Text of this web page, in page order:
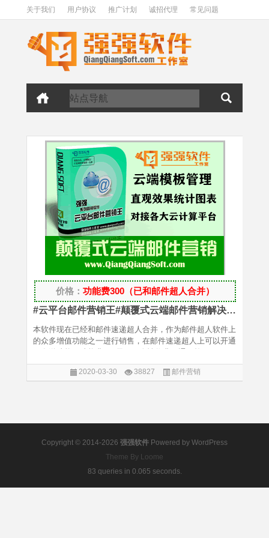
关于我们 用户协议 推广计划 诚招代理 常见问题
价格： 功能费300（已和邮件超人合并）
下载软件
视频教程 立即购买 #云平台邮件营销王#颠覆式云端邮件营销解决方案，无需发件箱，无需换IP，对接国内外各大云计算平台！
本软件现在已经和邮件速递超人合并，作为邮件超人软件上
的众多增值功能之一进行销售，在邮件速递超人上可以开通
2020-03-30 38827 邮件营销
Copyright © 2014-2026 强强软件 Powered by WordPress
Theme By Loome
83 queries in 0.065 seconds.